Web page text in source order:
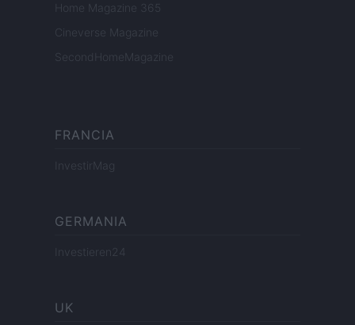
Home Magazine 365
Cineverse Magazine
SecondHomeMagazine
FRANCIA
InvestirMag
GERMANIA
Investieren24
UK